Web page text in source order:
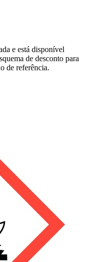
e está disponível
de desconto para
de referência.